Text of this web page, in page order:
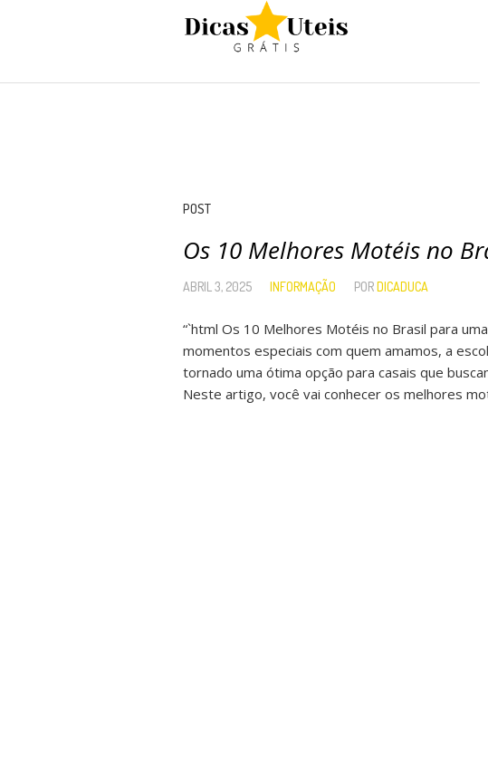
POST
Os 10 Melhores Motéis no
ABRIL 3, 2025 INFORMAÇÃO PORDICADUCA
“`html Os 10 Melhores Motéis no Brasil para
momentos especiais com quem amamos, a
tornado uma ótima opção para casais que
Neste artigo, você vai conhecer os melhores